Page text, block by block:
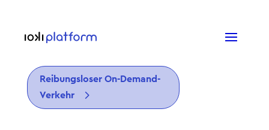
Reibungsloser On-Demand-
Verkehr